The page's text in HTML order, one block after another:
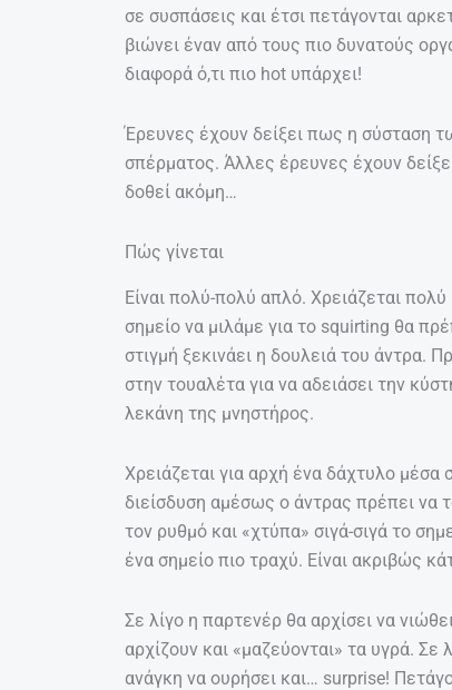
σε συσπάσεις και έτσι πετάγονται
βιώνει έναν από τους πιο δυνατούς
διαφορά ό,τι πιο hot υπάρχει!
Έρευνες έχουν δείξει πως η σύσταση
σπέρματος. Άλλες έρευνες έχουν
δοθεί ακόμη…
Πώς γίνεται
Είναι πολύ-πολύ απλό. Χρειάζεται
σημείο να μιλάμε για το squirting θα
στιγμή ξεκινάει η δουλειά του άντρα.
στην τουαλέτα για να αδειάσει την
λεκάνη της μνηστήρος.
Χρειάζεται για αρχή ένα δάχτυλο
διείσδυση αμέσως ο άντρας πρέπει να
τον ρυθμό και «χτύπα» σιγά-σιγά το
ένα σημείο πιο τραχύ. Είναι ακριβώς
Σε λίγο η παρτενέρ θα αρχίσει να
αρχίζουν και «μαζεύονται» τα υγρά. Σε
ανάγκη να ουρήσει και… surprise!